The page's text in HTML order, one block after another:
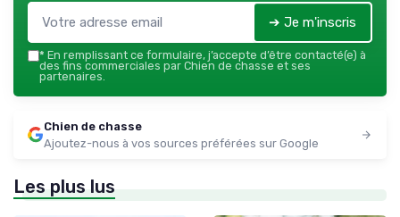
➔ Je m'inscris
* En remplissant ce formulaire, j’accepte d’être contacté(e) à
des fins commerciales par Chien de chasse et ses
partenaires.
Chien de chasse
Ajoutez-nous à vos sources préférées sur Google
Les plus lus